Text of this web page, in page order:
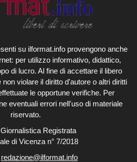
su ilformat.info provengono anche
per utilizzo informativo, didattico,
di lucro. Al fine di accettare il libero
violare il diritto d'autore o altri diritti
le opportune verifiche. Per
eventuali errori nell'uso di materiale
riservato.
Registrata
di Vicenza n° 7/2018
redazione@ilformat.info